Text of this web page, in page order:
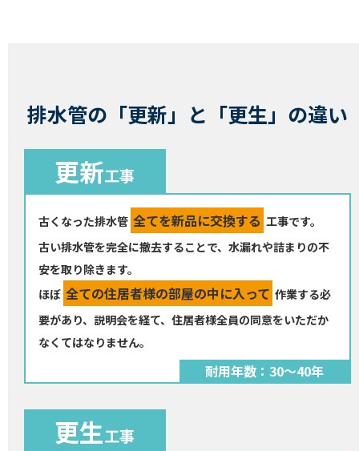
排水管の「更新」と「更生」の違い
更新工事
古くなった排水管 全てを新品に交換する 工事です。
古い排水管を完全に撤去することで、水漏れや詰まりの不
安を取り除きます。
ほぼ 全ての住居者様の部屋の中に入って 作業する必
要があり、説明会を経て、住居者様全員の同意をいただか
なくてはなりません。
耐用年数：30～40年
更生工事